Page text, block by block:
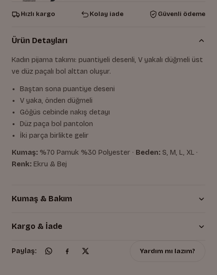
Hızlı kargo Kolay iade Güvenli ödeme
Ürün Detayları
Kadın pijama takımı: puantiyeli desenli, V yakalı düğmeli üst
ve düz paçalı bol alttan oluşur.
Baştan sona puantiye deseni
V yaka, önden düğmeli
Göğüs cebinde nakış detayı
Düz paça bol pantolon
İki parça birlikte gelir
Kumaş: %70 Pamuk %30 Polyester · Beden: S, M, L, XL ·
Renk: Ekru & Bej
Kumaş & Bakım
Kargo & İade
Paylaş: Yardım mı lazım?